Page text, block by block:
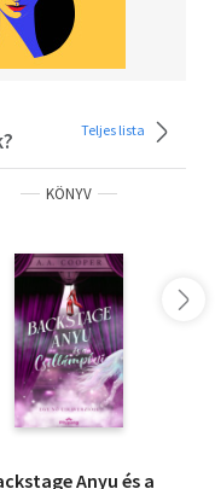
Teljes lista
KÖNYV
Anyu és a